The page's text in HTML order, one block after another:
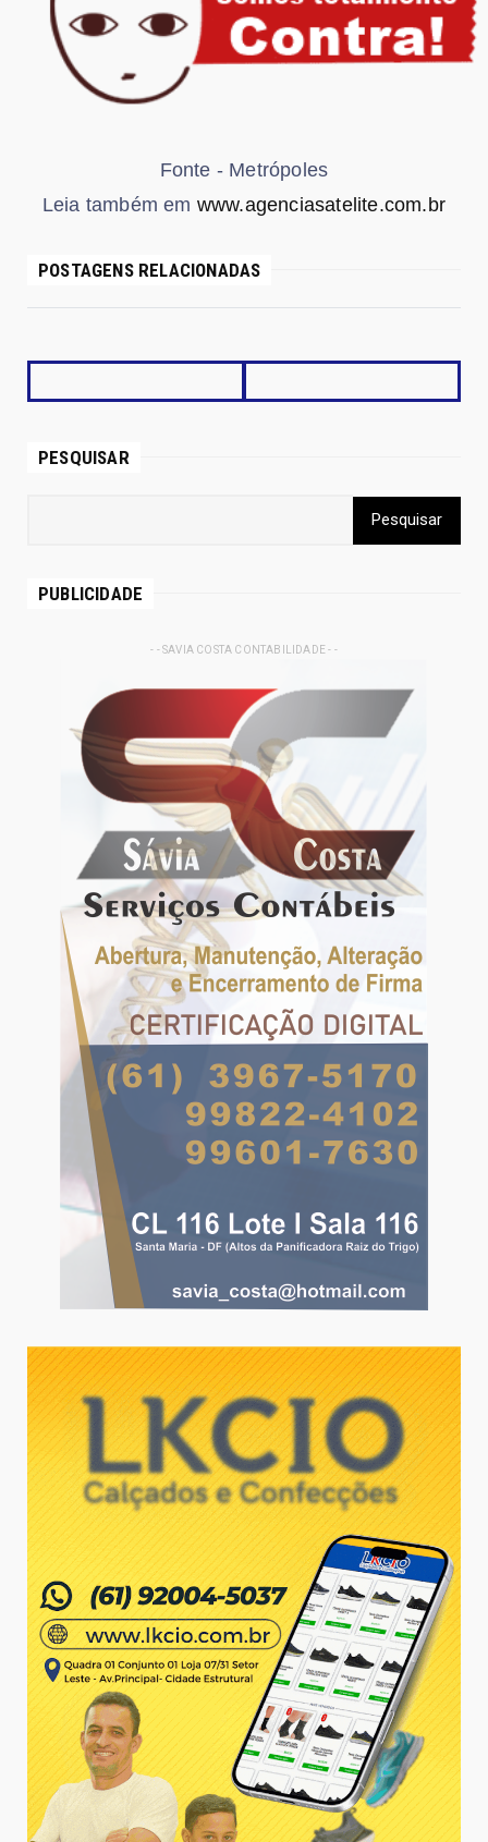
Fonte - Metrópoles
Leia também em www.agenciasatelite.com.br
POSTAGENS RELACIONADAS
PESQUISAR
PUBLICIDADE
- - SAVIA COSTA CONTABILIDADE - -